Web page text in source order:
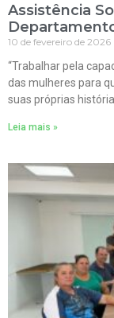
Assistência
10 de fevereiro de 2026
“Trabalhar pela
das mulheres para
suas próprias
Leia mais »